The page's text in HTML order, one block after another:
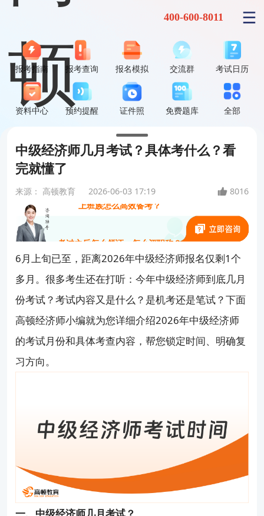
400-600-8011
报考指南 报考查询 报名模拟 交流群 考试日历
资料中心 预约提醒 证件照 免费题库 全部
中级经济师几月考试？具体考什么？看
完就懂了
来源： 高顿教育 2026-06-03 17:19 8016
中级经济师到底难不难？
能升职加薪、评职称、领补贴吗？
中级经济师选哪个专业最好考？
上班族怎么高效备考？
6月上旬已至，距离2026年中级经济师报名仅剩1个
多月。很多考生还在打听：今年中级经济师到底几月
份考试？考试内容又是什么？是机考还是笔试？下面
高顿经济师小编就为您详细介绍2026年中级经济师
的考试月份和具体考查内容，帮您锁定时间、明确复
习方向。
一、中级经济师几月考试？